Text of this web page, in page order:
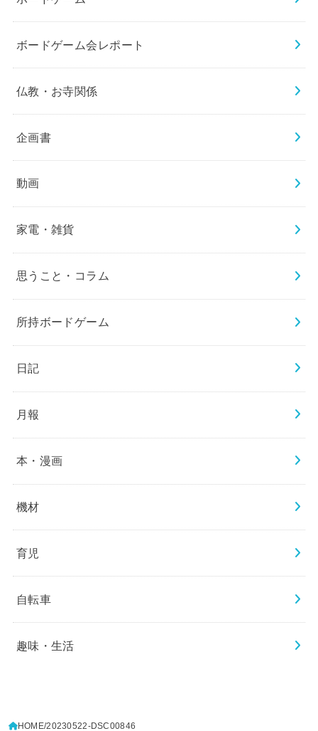
ボードゲーム会レポート
仏教・お寺関係
企画書
動画
家電・雑貨
思うこと・コラム
所持ボードゲーム
日記
月報
本・漫画
機材
育児
自転車
趣味・生活
HOME 20230522-DSC00846